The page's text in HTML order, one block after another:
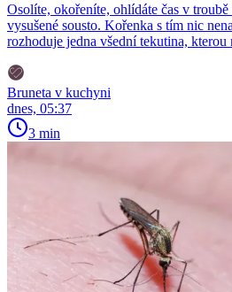
Osolíte, okořeníte, ohlídáte čas v
vysušené sousto. Kořenka s tím nic
rozhoduje jedna všední tekutina, kterou
Bruneta v kuchyni
dnes, 05:37
3 min